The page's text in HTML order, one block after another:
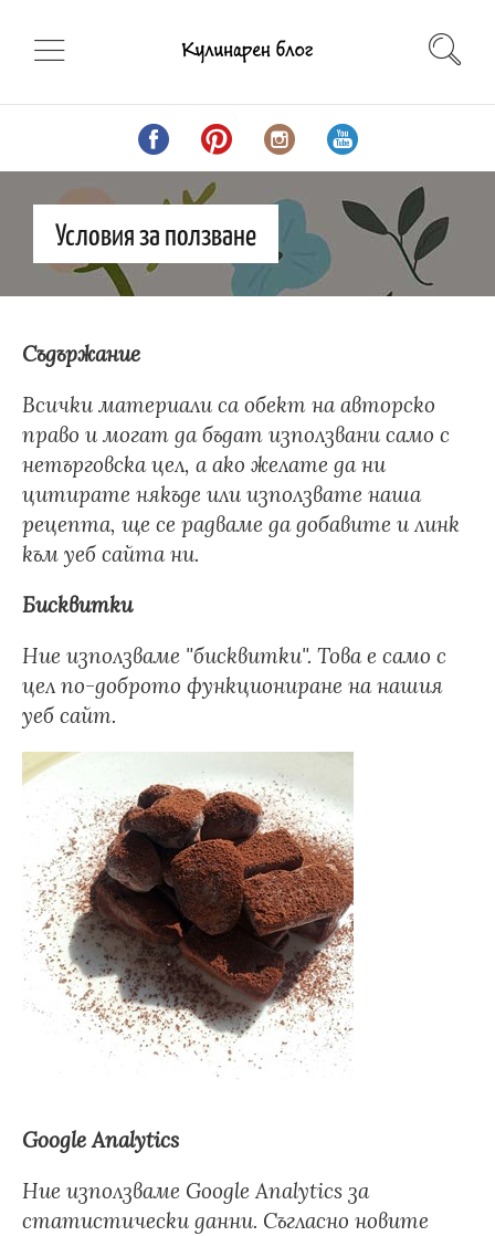
Условия за ползване
Съдържание
Всички материали са обект на авторско
право и могат да бъдат използвани само с
нетърговска цел, а ако желате да ни
цитирате някъде или използвате наша
рецепта, ще се радваме да добавите и линк
към уеб сайта ни.
Бисквитки
Ние използваме "бисквитки". Това е само с
цел по-доброто функциониране на нашия
уеб сайт.
Google Analytics
Ние използваме Google Analytics за
статистически данни. Съгласно новите